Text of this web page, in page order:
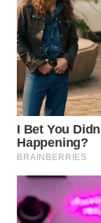
PAKPAK
WN
KARAWANG
WN
BEKASI
WN
BOGOR
WN
DEPOK